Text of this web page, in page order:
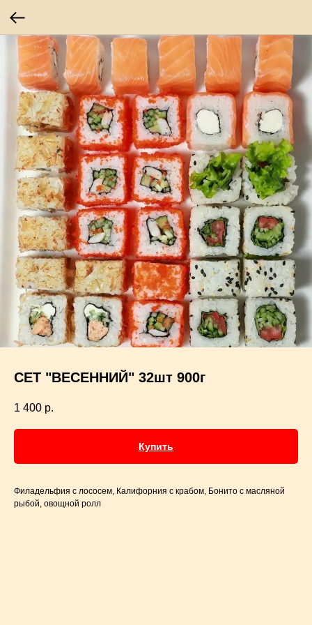
СЕТ "ВЕСЕННИЙ" 32шт 900г
1 400 р.
Купить
Филадельфия с лососем, Калифорния с крабом, Бонито с масляной
рыбой, овощной ролл